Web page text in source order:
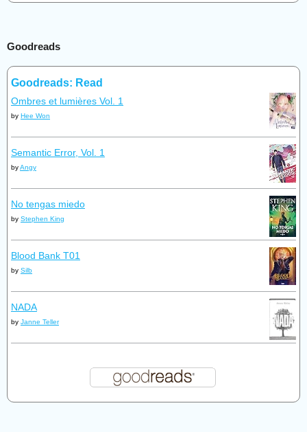
Goodreads
Goodreads: Read
Ombres et lumières Vol. 1
by Hee Won
Semantic Error, Vol. 1
byAngy
No tengas miedo
by Stephen King
Blood Bank T01
by Silb
NADA
by Janne Teller